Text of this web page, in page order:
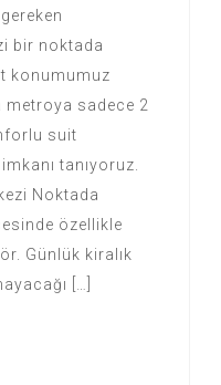
bir noktada
konumumuz
metroya sadece 2
suit
tanıyoruz.
Noktada
özellikle
Günlük kiralık
[…]